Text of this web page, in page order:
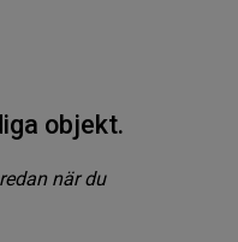
objekt.
när du